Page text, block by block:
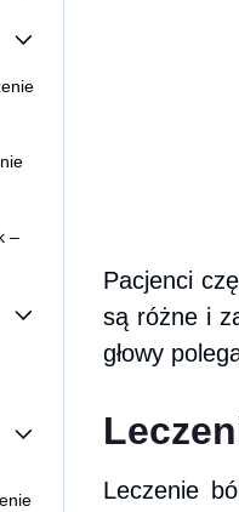
–
Pacjenci
są różne i
głowy
Leczenie